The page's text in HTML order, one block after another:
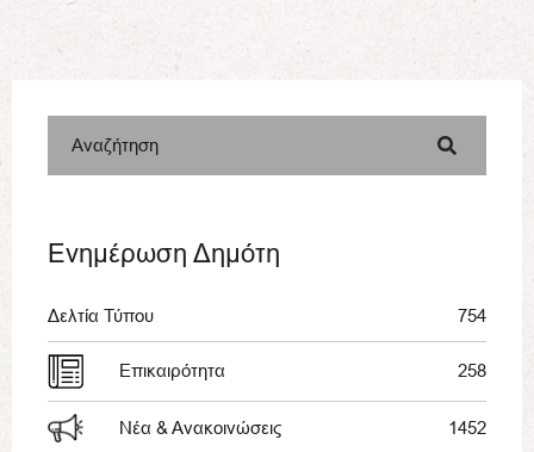
Αναζήτηση
Ενημέρωση Δημότη
Δελτία Τύπου 754
Επικαιρότητα 258
Νέα & Ανακοινώσεις 1452